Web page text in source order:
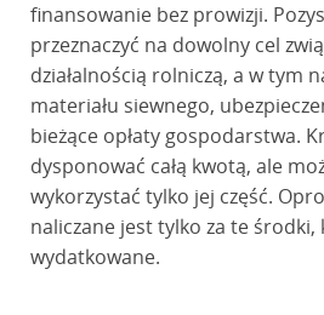
finansowanie bez prowizji.
przeznaczyć na dowolny cel
działalnością rolniczą, a w tym
materiału siewnego,
bieżące opłaty gospodarstwa.
dysponować całą kwotą, ale
wykorzystać tylko jej część.
naliczane jest tylko za te
wydatkowane.